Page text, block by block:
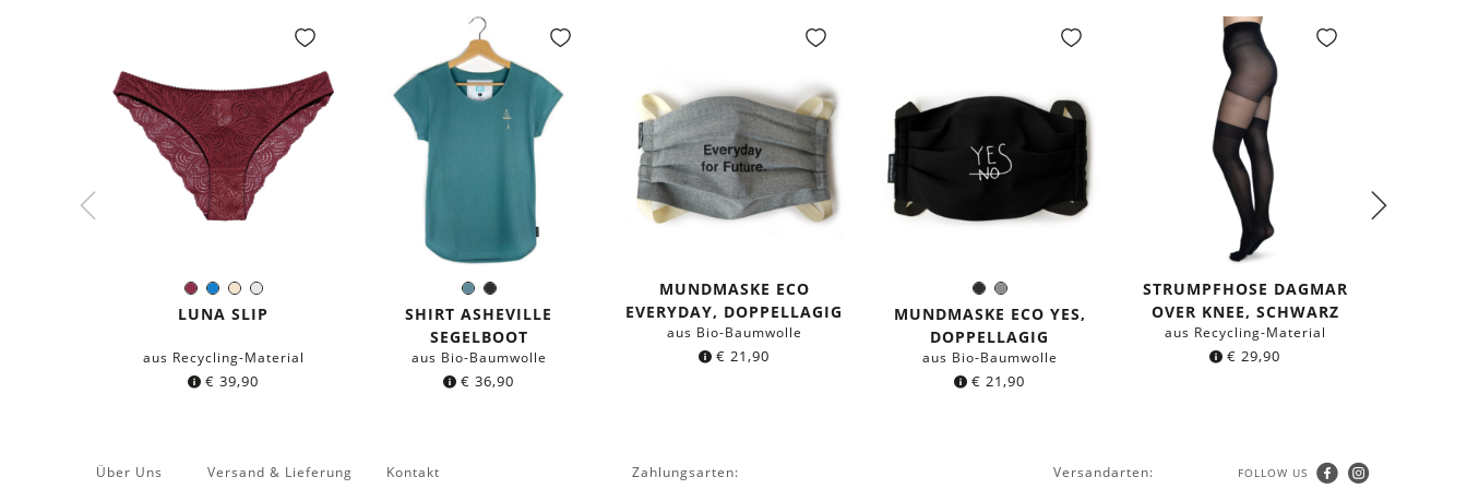
Burgund
BlauIvoryWeiß
Farbe:
LUNA SLIP
aus Recycling-Material
€ 39,90
SeeblauSchwarz
Farbe:
SHIRT ASHEVILLE
SEGELBOOT
aus Bio-Baumwolle
€ 36,90
MUNDMASKE ECO
EVERYDAY, DOPPELLAGIG
aus Bio-Baumwolle
€ 21,90
Schwarz
Grau
Farbe:
MUNDMASKE ECO YES,
DOPPELLAGIG
aus Bio-Baumwolle
€ 21,90
STRUMPFHOSE DAGMAR
OVER KNEE, SCHWARZ
aus Recycling-Material
€ 29,90
Über Uns Versand & Lieferung Kontakt Zahlungsarten: Versandarten: FOLLOW US